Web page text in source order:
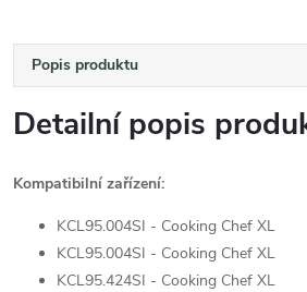
Popis produktu
Detailní popis
Kompatibilní zařízení:
KCL95.004SI - Cooking Chef XL
KCL95.004SI - Cooking Chef XL
KCL95.424SI - Cooking Chef XL